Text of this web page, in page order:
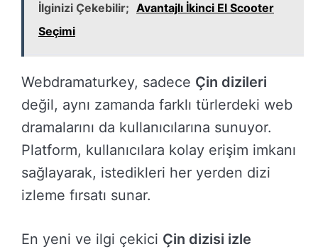
İlginizi Çekebilir; Avantajlı İkinci El Scooter
Seçimi
Webdramaturkey, sadece Çin dizileri
değil, aynı zamanda farklı türlerdeki web
dramalarını da kullanıcılarına sunuyor.
Platform, kullanıcılara kolay erişim imkanı
sağlayarak, istedikleri her yerden dizi
izleme fırsatı sunar.
En yeni ve ilgi çekici Çin dizisi izle